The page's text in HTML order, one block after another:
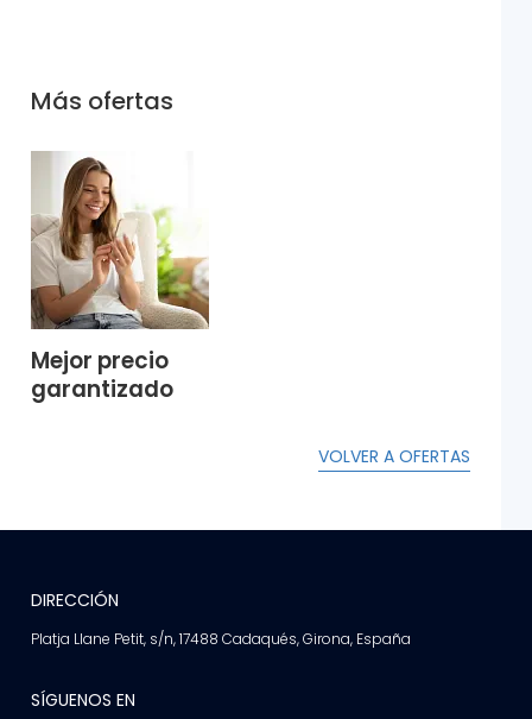
Más ofertas
Mejor precio
garantizado
VOLVER A OFERTAS
DIRECCIÓN
Platja Llane Petit, s/n, 17488 Cadaqués, Girona, España
SÍGUENOS EN